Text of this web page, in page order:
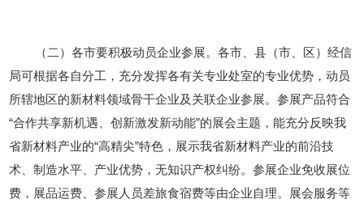
（二）各市要积极动员企业参展。各市、县（市、区）经信
局可根据各自分工，充分发挥各有关专业处室的专业优势，动员
所辖地区的新材料领域骨干企业及关联企业参展。参展产品符合
“合作共享新机遇、创新激发新动能”的展会主题，能充分反映我
省新材料产业的“高精尖”特色，展示我省新材料产业的前沿技
术、制造水平、产业优势，无知识产权纠纷。参展企业免收展位
费，展品运费、参展人员差旅食宿费等由企业自理。展会服务等